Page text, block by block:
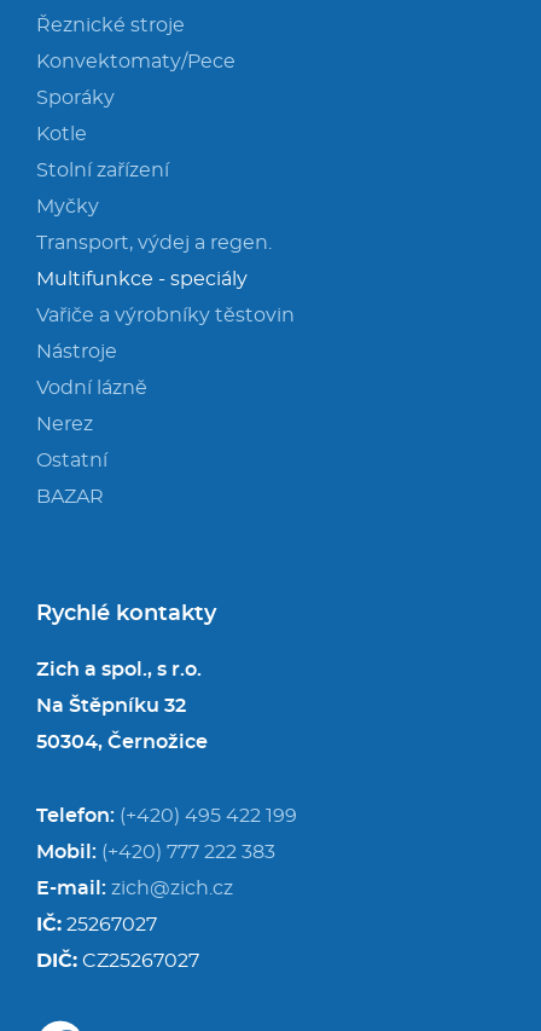
Řeznické stroje
Konvektomaty/Pece
Sporáky
Kotle
Stolní zařízení
Myčky
Transport, výdej a regen.
Multifunkce - speciály
Vařiče a výrobníky těstovin
Nástroje
Vodní lázně
Nerez
Ostatní
BAZAR
Rychlé kontakty
Zich a spol., s r.o.
Na Štěpníku 32
50304, Černožice
Telefon: (+420) 495 422 199
Mobil: (+420) 777 222 383
E-mail: zich@zich.cz
IČ: 25267027
DIČ: CZ25267027